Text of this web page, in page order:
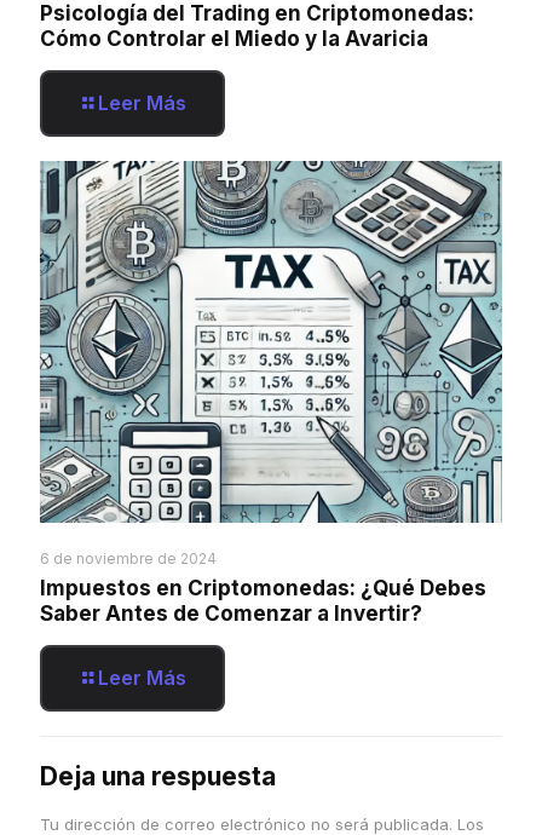
Psicología del Trading en Criptomonedas:
Cómo Controlar el Miedo y la Avaricia
Leer Más
6 de noviembre de 2024
Impuestos en Criptomonedas: ¿Qué Debes
Saber Antes de Comenzar a Invertir?
Leer Más
Deja una respuesta
Tu dirección de correo electrónico no será publicada. Los